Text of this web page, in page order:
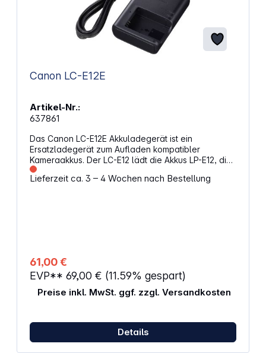
Canon LC-E12E
Artikel-Nr.:
637861
Das Canon LC-E12E Akkuladegerät ist ein
Ersatzladegerät zum Aufladen kompatibler
Kameraakkus. Der LC-E12 lädt die Akkus LP-E12, die
sich im Lieferumfang der Kamera befinden. Dieses
Ladegerät ist ideal als Reserve- und Ersatzgerät im
Ladevorgang und die vollständige Aufladung des
Akkus an
Lieferzeit ca. 3 – 4 Wochen nach Bestellung
61,00 €
EVP** 69,00 € (11.59% gespart)
Preise inkl. MwSt. ggf. zzgl. Versandkosten
Details